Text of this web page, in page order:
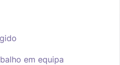
em equipa